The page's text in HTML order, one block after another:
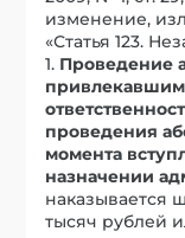
изменение,
«Статья 123.
1. Проведение
проведения
момента
назначении
наказывается
тысяч рублей